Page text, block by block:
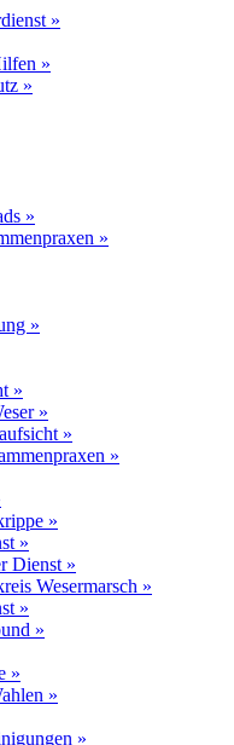
»
»
»
»
»
»
»
»
»
»
»
»
Dienst »
Wesermarsch »
»
»
»
»
»